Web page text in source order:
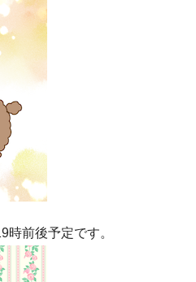
前後予定です。